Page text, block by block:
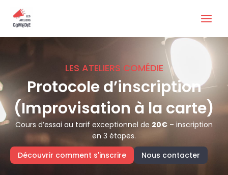
contenu
LES ATELIERS COMÉDIE
Protocole d’inscription
(Improvisation à la carte)
Cours d’essai au tarif exceptionnel de 20€ – inscription
en 3 étapes.
Découvrir comment s'inscrire
Nous contacter